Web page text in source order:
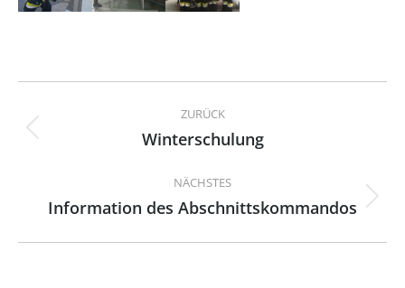
Kommentarnavigation
ZURÜCK
Vorheriger
Winterschulung
NÄCHSTES
Nächster
Information des Abschnittskommandos